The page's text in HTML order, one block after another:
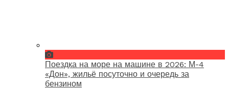
Поездка на море на машине в 2026: М-4
«Дон», жильё посуточно и очередь за
бензином